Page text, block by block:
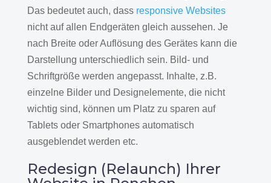
Das bedeutet auch, dass responsive Websites
nicht auf allen Endgeräten gleich aussehen. Je
nach Breite oder Auflösung des Gerätes kann die
Darstellung unterschiedlich sein. Bild- und
Schriftgröße werden angepasst. Inhalte, z.B.
einzelne Bilder und Designelemente, die nicht
wichtig sind, können um Platz zu sparen auf
Tablets oder Smartphones automatisch
ausgeblendet werden etc.
Redesign (Relaunch) Ihrer